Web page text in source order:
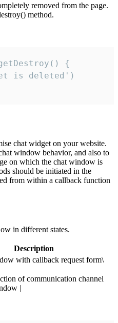
removed from the page.
method.
{
is deleted')
chat widget on your website.
window behavior, and also to
on which the chat window is
should be initiated in the
from within a callback function
in different states.
Description
with callback request form\
of communication channel
|